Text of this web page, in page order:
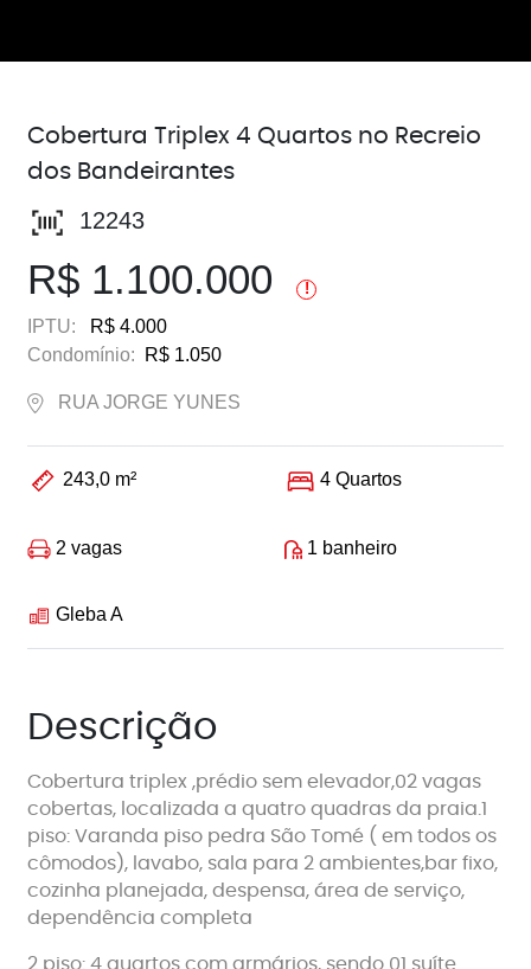
Cobertura Triplex 4 Quartos no Recreio
dos Bandeirantes
12243
R$ 1.100.000 !
IPTU:
R$ 4.000
Condomínio:
R$ 1.050
RUA JORGE YUNES
243,0 m² 4 Quartos
2 vagas 1 banheiro
Gleba A
Descrição
Cobertura triplex ,prédio sem elevador,02 vagas
cobertas, localizada a quatro quadras da praia.1
piso: Varanda piso pedra São Tomé ( em todos os
cômodos), lavabo, sala para 2 ambientes,bar fixo,
cozinha planejada, despensa, área de serviço,
dependência completa
2 piso: 4 quartos com armários, sendo 01 suíte